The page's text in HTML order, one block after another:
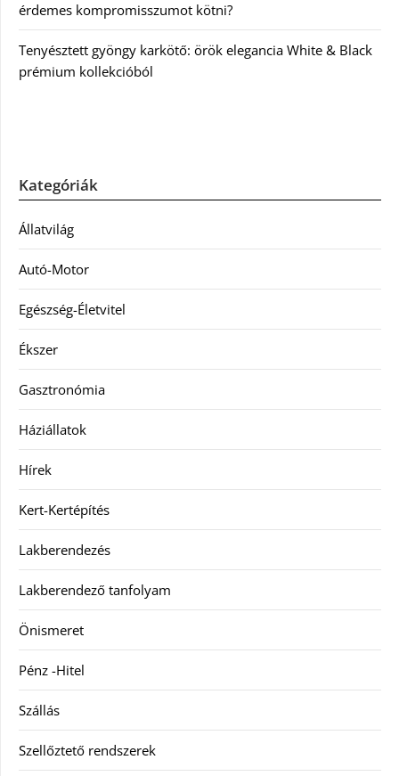
érdemes kompromisszumot kötni?
Tenyésztett gyöngy karkötő: örök elegancia White & Black
prémium kollekcióból
Kategóriák
Állatvilág
Autó-Motor
Egészség-Életvitel
Ékszer
Gasztronómia
Háziállatok
Hírek
Kert-Kertépítés
Lakberendezés
Lakberendező tanfolyam
Önismeret
Pénz -Hitel
Szállás
Szellőztető rendszerek